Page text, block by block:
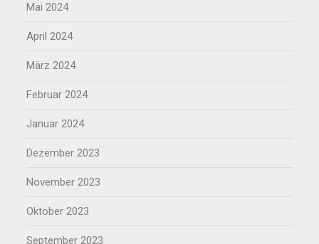
Mai 2024
April 2024
März 2024
Februar 2024
Januar 2024
Dezember 2023
November 2023
Oktober 2023
September 2023